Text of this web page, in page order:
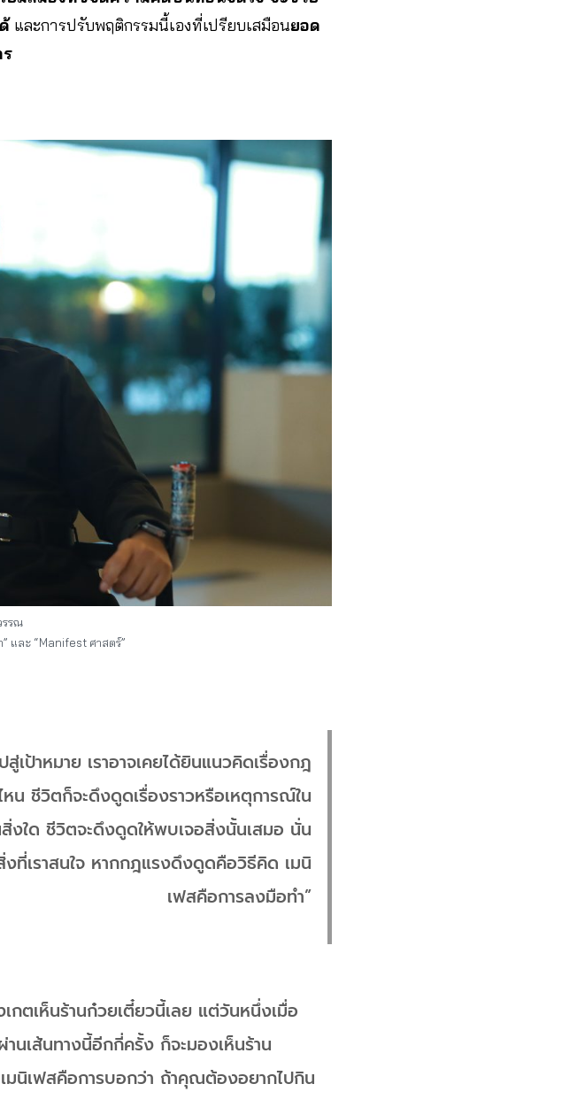
และการปรับพฤติกรรมนี้เองที่เปรียบเสมือนยอด
รรณ
และ “Manifest ศาสตร์”
เป้าหมาย เราอาจเคยได้ยินแนวคิดเรื่องกฎ
ชีวิตก็จะดึงดูดเรื่องราวหรือเหตุการณ์ใน
งใด ชีวิตจะดึงดูดให้พบเจอสิ่งนั้นเสมอ นั่น
งที่เราสนใจ หากกฎแรงดึงดูดคือวิธีคิด เมนิ
เฟสคือการลงมือทำ”
ตเห็นร้านก๋วยเตี๋ยวนี้เลย แต่วันหนึ่งเมื่อ
นเส้นทางนี้อีกกี่ครั้ง ก็จะมองเห็นร้าน
นิเฟสคือการบอกว่า ถ้าคุณต้องอยากไปกิน